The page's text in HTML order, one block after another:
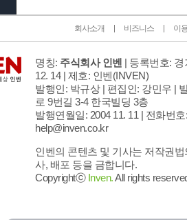
회사소개 비즈니스 이
명칭: 주식회사 인벤 | 등록번호:
12. 14 | 제호: 인벤(INVEN)
발행인: 박규상 | 편집인: 강민우 |
로 9번길 3-4 한국빌딩 3층
발행연월일: 2004 11. 11 | 전화번호
help@inven.co.kr
인벤의 콘텐츠 및 기사는 저작권
사, 배포 등을 금합니다.
Copyrightⓒ Inven.All rights